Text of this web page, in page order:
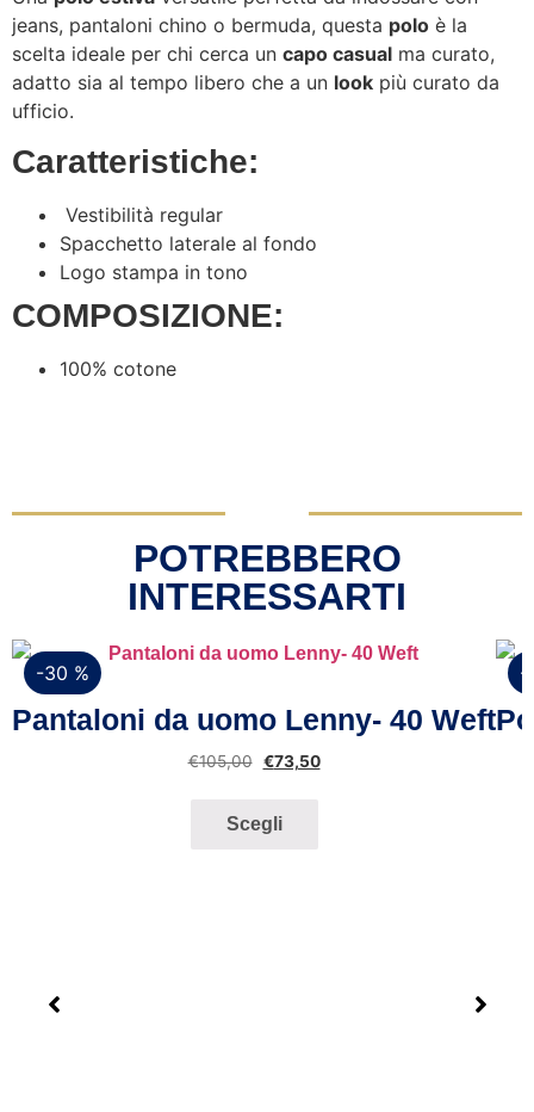
jeans, pantaloni chino o bermuda, questa polo è la
scelta ideale per chi cerca un capo casual ma curato,
adatto sia al tempo libero che a un look più curato da
ufficio.
Caratteristiche:
Vestibilità regular
Spacchetto laterale al fondo
Logo stampa in tono
COMPOSIZIONE:
100% cotone
POTREBBERO
INTERESSARTI
-30 %
Pantaloni da uomo Lenny- 40 Weft
€105,00 €73,50
Scegli
-